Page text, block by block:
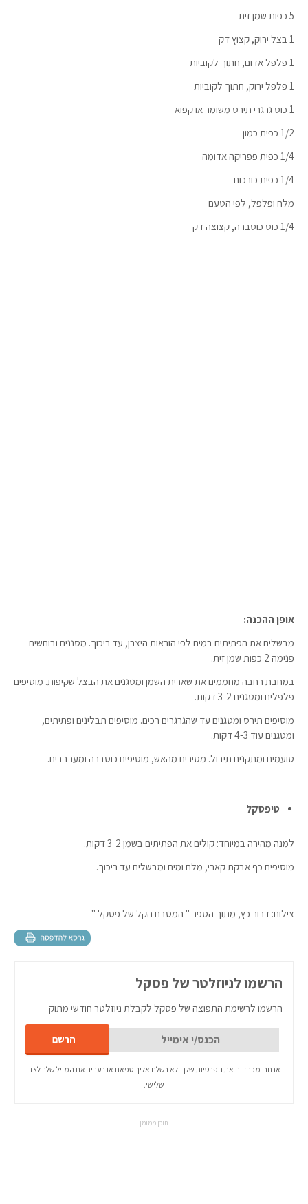
5 כפות שמן זית
1 בצל ירוק, קצוץ דק
1 פלפל אדום, חתוך לקוביות
1 פלפל ירוק, חתוך לקוביות
1 כוס גרגרי תירס משומר או קפוא
1/2 כפית כמון
1/4 כפית פפריקה אדומה
1/4 כפית כורכום
מלח ופלפל, לפי הטעם
1/4 כוס כוסברה, קצוצה דק
אופן ההכנה:
מבשלים את הפתיתים במים לפי הוראות היצרן, עד ריכוך. מסננים ובוחשים
פנימה 2 כפות שמן זית.
במחבת רחבה מחממים את שארית השמן ומטגנים את הבצל שקיפות. מוסיפים
פלפלים ומטגנים 3-2 דקות.
מוסיפים תירס ומטגנים עד שהגרגרים רכים. מוסיפים תבלינים ופתיתים,
ומטגנים עוד 4-3 דקות.
טועמים ומתקנים תיבול. מסירים מהאש, מוסיפים כוסברה ומערבבים.
טיפסקל
למנה מהירה במיוחד: קולים את הפתיתים בשמן 3-2 דקות.
מוסיפים כף אבקת קארי, מלח ומים ומבשלים עד ריכוך.
צילום: דרור כץ, מתוך הספר " המטבח הקל של פסקל "
הרשמו לניוזלטר של פסקל
הרשמו לרשימת התפוצה של פסקל לקבלת ניוזלטר חודשי מתוק
אנחנו מכבדים את הפרטיות שלך ולא נשלח אליך ספאם או נעביר את המייל שלך לצד
שלישי.
תוכן ממומן